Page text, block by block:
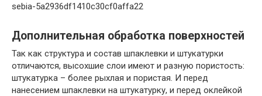
sebia-5a2936df1410c30cf0affa22
Дополнительная обработка поверхностей
Так как структура и состав шпаклевки и штукатурки
отличаются, высохшие слои имеют и разную пористость:
штукатурка – более рыхлая и пористая. И перед
нанесением шпаклевки на штукатурку, и перед оклейкой